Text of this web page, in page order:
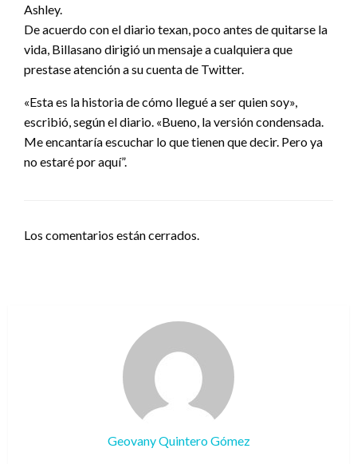
Ashley.
De acuerdo con el diario texan, poco antes de quitarse la
vida, Billasano dirigió un mensaje a cualquiera que
prestase atención a su cuenta de Twitter.
«Esta es la historia de cómo llegué a ser quien soy»,
escribió, según el diario. «Bueno, la versión condensada.
Me encantaría escuchar lo que tienen que decir. Pero ya
no estaré por aquí”.
Los comentarios están cerrados.
Geovany Quintero Gómez